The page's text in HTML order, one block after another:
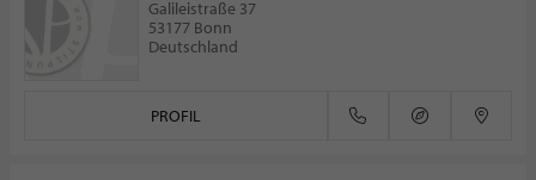
Galileistraße 37
53177 Bonn
Deutschland
PROFIL